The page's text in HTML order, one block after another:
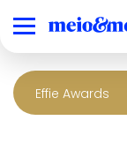
Effie Awards